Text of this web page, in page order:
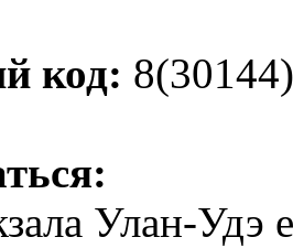
код:
Улан-Удэ